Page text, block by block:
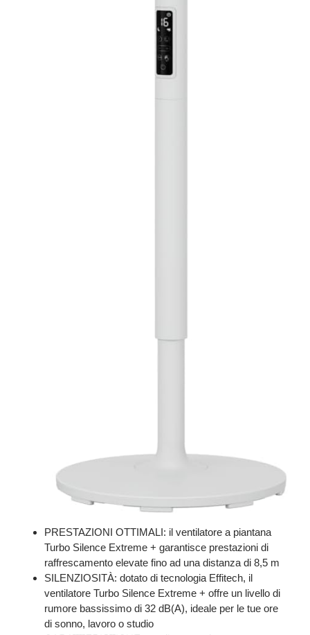
PRESTAZIONI OTTIMALI: il ventilatore a piantana
Turbo Silence Extreme + garantisce prestazioni di
raffrescamento elevate fino ad una distanza di 8,5 m
SILENZIOSITÀ: dotato di tecnologia Effitech, il
ventilatore Turbo Silence Extreme + offre un livello di
rumore bassissimo di 32 dB(A), ideale per le tue ore
di sonno, lavoro o studio